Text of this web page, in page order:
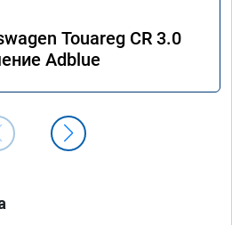
Touareg CR 3.0
Adblue